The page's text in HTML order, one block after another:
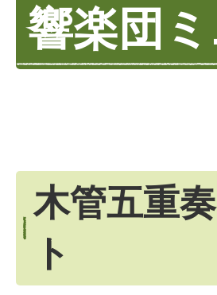
響楽団
木管五重
ト